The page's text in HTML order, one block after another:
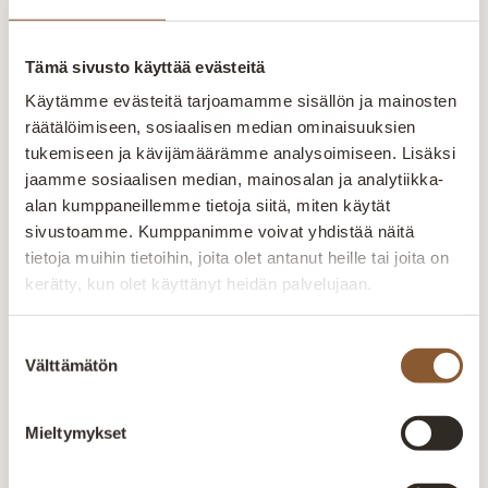
Tämä sivusto käyttää evästeitä
Käytämme evästeitä tarjoamamme sisällön ja mainosten
räätälöimiseen, sosiaalisen median ominaisuuksien
tukemiseen ja kävijämäärämme analysoimiseen. Lisäksi
jaamme sosiaalisen median, mainosalan ja analytiikka-
alan kumppaneillemme tietoja siitä, miten käytät
sivustoamme. Kumppanimme voivat yhdistää näitä
tietoja muihin tietoihin, joita olet antanut heille tai joita on
kerätty, kun olet käyttänyt heidän palvelujaan.
valinta
Välttämätön
Mieltymykset
ammattitaidolla ja vuosien
kokemuksella pyritään kuuntelemaan
ja räätälöimään tuotteet asiakkaiden
toiveiden mukaan. Yksilöllisesti- tilaan
kuin tilaan. Kaikki valikoimamme
huonekalut valmistetaan Kajaanin
tehtaalla. Aitokalusteelle myönnetty
Avainlippu-merkki kertoo Suomessa
valmistetuista tuotteista. Pidämme
ylpeästi yllä suomalaisen työn lippua.
Jokainen huonekalu valmistetaan huolellisesti
yksityiskohdissa.